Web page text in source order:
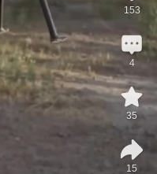
153
4
35
15